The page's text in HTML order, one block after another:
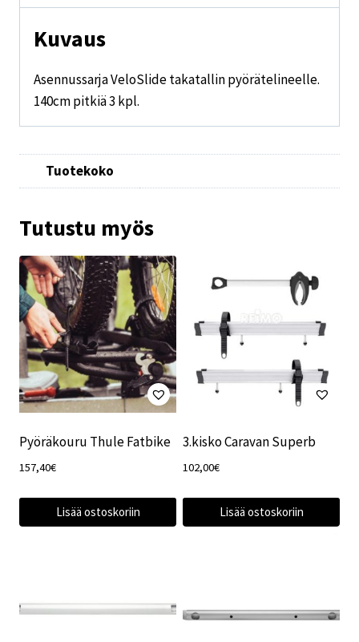
Kuvaus
Asennussarja VeloSlide takatallin pyörätelineelle.
140cm pitkiä 3 kpl.
Tuotekoko
Tutustu myös
Pyöräkouru Thule Fatbike
157,40€
Lisää ostoskoriin
3.kisko Caravan Superb
102,00€
Lisää ostoskoriin